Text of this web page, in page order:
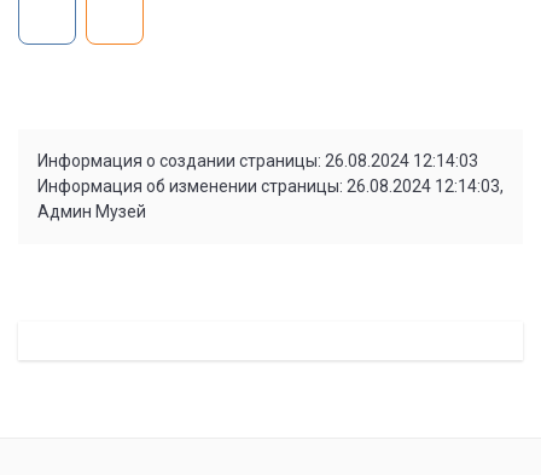
Информация о создании страницы: 26.08.2024 12:14:03
Информация об изменении страницы: 26.08.2024 12:14:03,
Админ Музей